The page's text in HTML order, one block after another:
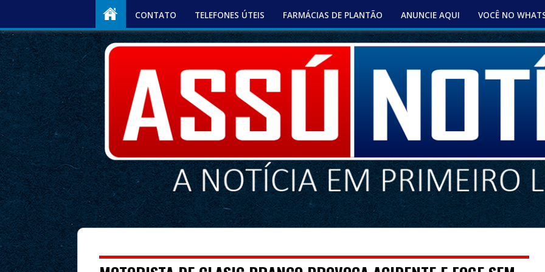
CONTATO TELEFONES ÚTEIS FARMÁCIAS DE PLANTÃO ANUNCIE AQUI VOCÊ NO